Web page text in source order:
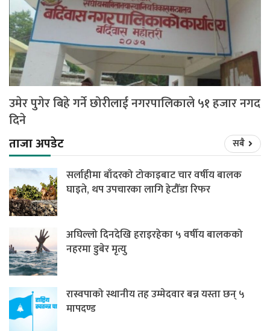
उमेर पुगेर बिहे गर्ने छोरीलाई नगरपालिकाले ५१ हजार नगद
दिने
ताजा अपडेट
सबै
सर्लाहीमा बाँदरको टोकाइबाट चार वर्षीय बालक
घाइते, थप उपचारका लागि हेटौँडा रिफर
अघिल्लो दिनदेखि हराइरहेका ५ वर्षीय बालकको
नहरमा डुबेर मृत्यु
रास्वपाको स्थानीय तह उम्मेदवार बन्न यस्ता छन् ५
मापदण्ड